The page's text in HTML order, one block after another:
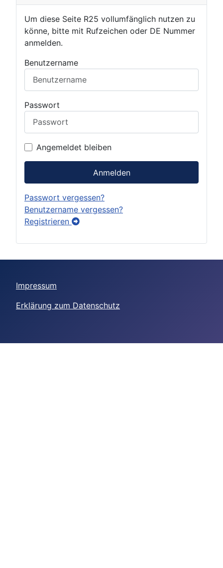
Um diese Seite R25 vollumfänglich nutzen zu
könne, bitte mit Rufzeichen oder DE Nummer
anmelden.
Benutzername
Passwort
Angemeldet bleiben
Anmelden
Passwort vergessen?
Benutzername vergessen?
Registrieren
Impressum
Erklärung zum Datenschutz